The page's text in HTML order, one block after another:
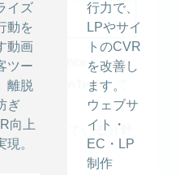
イズ
動を
動画
ツー
離脱
ぎ
向上
現。
行力で、
LPやサイ
トのCVR
を改善し
ます。
ウェブサ
イト・
EC・LP
制作
」
り、Financeと
葉が「FinTech」で
能が担っている分野